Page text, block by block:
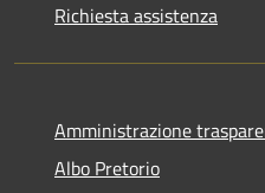
Richiesta assistenza
Amministrazione
Albo Pretorio